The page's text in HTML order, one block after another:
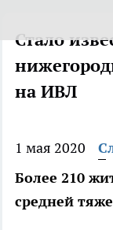
Стало
на ИВЛ
1 мая 2020
Более 210
средней